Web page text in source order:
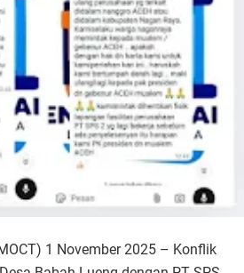
1 November 2025 – Konflik